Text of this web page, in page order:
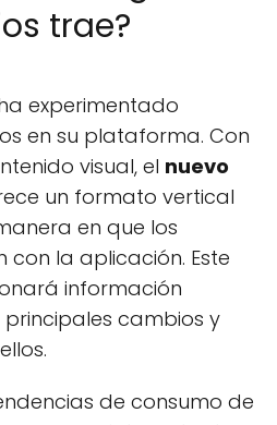
trae?
experimentado
en su plataforma. Con
visual, el nuevo
un formato vertical
en que los
con la aplicación. Este
información
cambios y
de consumo de